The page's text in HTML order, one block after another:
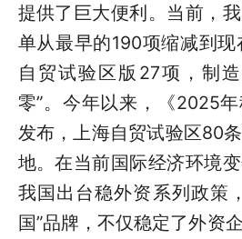
提供了巨大便利。当前，
单从最早的190项缩减到
自贸试验区版27项，制
零”。今年以来，《2025年
发布，上海自贸试验区80
地。在当前国际经济环境
我国出台稳外资系列政策
国”品牌，不仅稳定了外资